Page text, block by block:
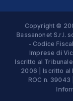
Copyright ©
Bassanonet S.r.l.
- Codice
Imprese di
Iscritto al
2006 | Iscritto al
ROC n.